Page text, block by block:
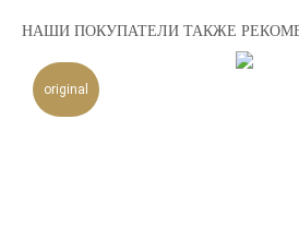
НАШИ ПОКУПАТЕЛИ ТАКЖЕ
original